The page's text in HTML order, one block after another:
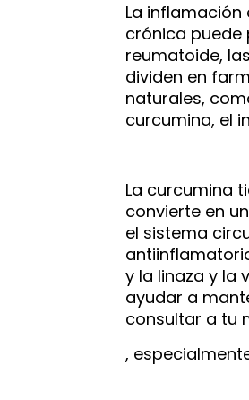
La
crónica puede
reumatoide,
dividen en
naturales,
curcumina, el
La curcumina
convierte en
el sistema
y la linaza y la
ayudar a
consultar a tu
,